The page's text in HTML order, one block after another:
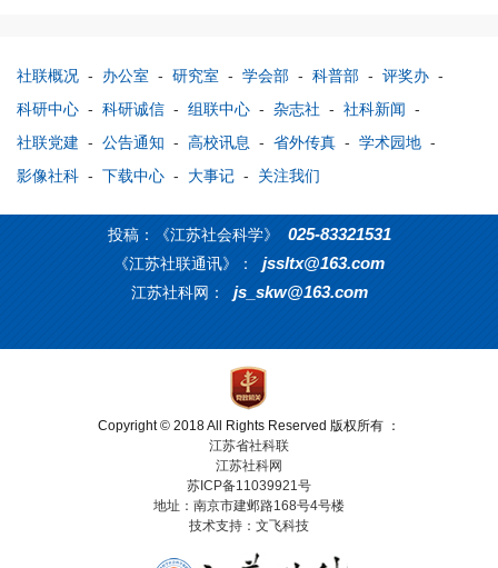
社联概况 - 办公室 - 研究室 - 学会部 - 科普部 - 评奖办 -
科研中心 - 科研诚信 - 组联中心 - 杂志社 - 社科新闻 -
社联党建 - 公告通知 - 高校讯息 - 省外传真 - 学术园地 -
影像社科 - 下载中心 - 大事记 - 关注我们
投稿：《江苏社会科学》 025-83321531
《江苏社联通讯》： jssltx@163.com
江苏社科网： js_skw@163.com
Copyright © 2018 All Rights Reserved 版权所有 ：
江苏省社科联
江苏社科网
苏ICP备11039921号
地址：南京市建邺路168号4号楼
技术支持：文飞科技